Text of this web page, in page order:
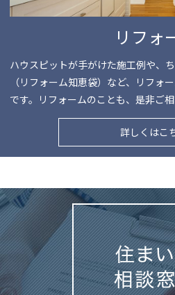
リフォ
ハウスピットが手がけた施工例や、
（リフォーム知恵袋）など、リフォ
です。リフォームのことも、是非ご相
詳しくはこ